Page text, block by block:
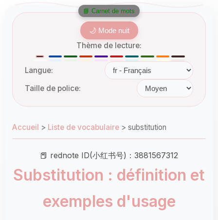
🌙 Mode nuit
Thème de lecture:
Langue:
Taille de police:
Accueil > Liste de vocabulaire > substitution
📕 rednote ID(小红书号)：3881567312
Substitution : définition et
exemples d'usage
📘 Carnet de mots